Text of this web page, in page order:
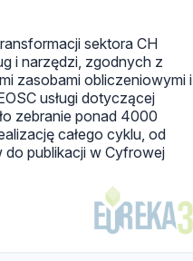
sektora CH
i narzędzi, zgodnych z
zasobami obliczeniowymi i
usługi dotyczącej
zebranie ponad 4000
całego cyklu, od
publikacji w Cyfrowej